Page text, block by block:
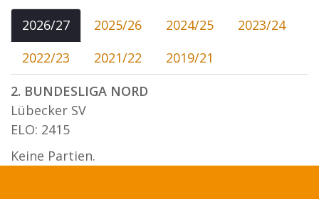
2026/27 2025/26 2024/25
2023/24
2022/23
2021/22
2019/21
2. BUNDESLIGA NORD
Lübecker SV
ELO: 2415
Keine Partien.